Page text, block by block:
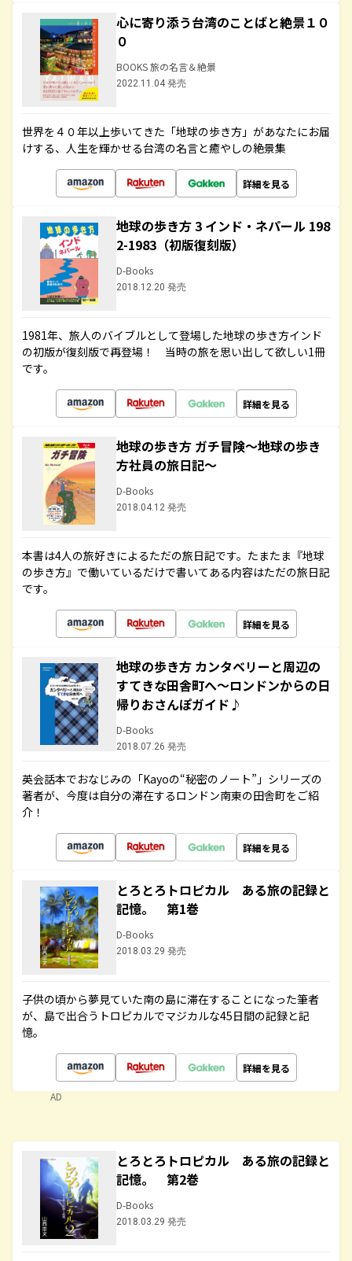
心に寄り添う台湾のことばと絶景１０
０
BOOKS 旅の名言＆絶景
2022.11.04 発売
世界を４０年以上歩いてきた「地球の歩き方」があなたにお届
けする、人生を輝かせる台湾の名言と癒やしの絶景集
詳細を見る
地球の歩き方 3 インド・ネパール 198
2-1983（初版復刻版）
D-Books
2018.12.20 発売
1981年、旅人のバイブルとして登場した地球の歩き方インド
の初版が復刻版で再登場！ 当時の旅を思い出して欲しい1冊
です。
詳細を見る
地球の歩き方 ガチ冒険～地球の歩き
方社員の旅日記～
D-Books
2018.04.12 発売
本書は4人の旅好きによるただの旅日記です。たまたま『地球
の歩き方』で働いているだけで書いてある内容はただの旅日記
です。
詳細を見る
地球の歩き方 カンタベリーと周辺の
すてきな田舎町へ～ロンドンからの日
帰りおさんぽガイド♪
D-Books
2018.07.26 発売
英会話本でおなじみの「Kayoの“秘密のノート”」シリーズの
著者が、今度は自分の滞在するロンドン南東の田舎町をご紹
介！
詳細を見る
とろとろトロピカル ある旅の記録と
記憶。 第1巻
D-Books
2018.03.29 発売
子供の頃から夢見ていた南の島に滞在することになった筆者
が、島で出合うトロピカルでマジカルな45日間の記録と記
憶。
詳細を見る
AD
とろとろトロピカル ある旅の記録と
記憶。 第2巻
D-Books
2018.03.29 発売